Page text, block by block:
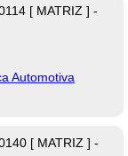
[ MATRIZ ] -
Automotiva
[ MATRIZ ] -